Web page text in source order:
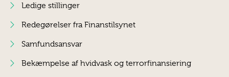
Ledige stillinger
Redegørelser fra Finanstilsynet
Samfundsansvar
Bekæmpelse af hvidvask og terrorfinansiering